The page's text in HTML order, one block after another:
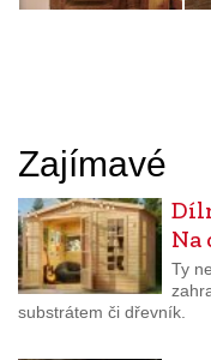
Zajímavé
Na
Ty
substrátem či dřevník.